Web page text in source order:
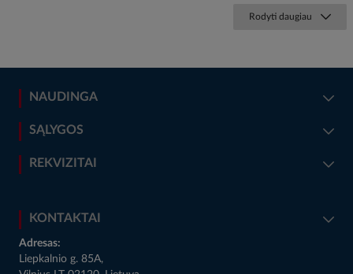
Rodyti daugiau
NAUDINGA
SĄLYGOS
REKVIZITAI
KONTAKTAI
Adresas:
Liepkalnio g. 85A,